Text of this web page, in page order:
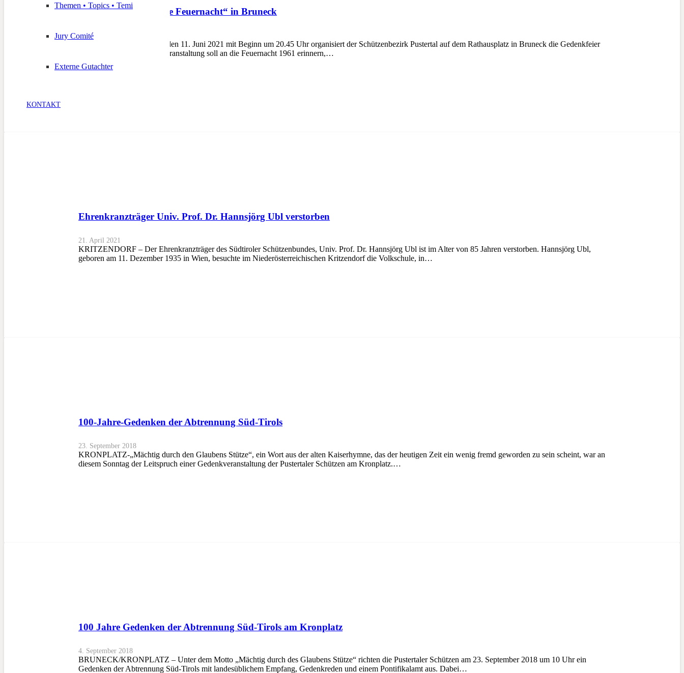
Themen • Topics • Temi
Jury Comité
Externe Gutachter
KONTAKT
Gedenkfeier „60 Jahre Feuernacht“ in Bruneck
8. Juni 2021
BRUNECK – Am Freitag, den 11. Juni 2021 mit Beginn um 20.45 Uhr organisiert der Schützenbezirk Pustertal auf dem Rathausplatz in Bruneck die Gedenkfeier
60 Jahre Feuernacht. Die Veranstaltung soll an die Feuernacht 1961 erinnern,…
Ehrenkranzträger Univ. Prof. Dr. Hannsjörg Ubl verstorben
21. April 2021
KRITZENDORF – Der Ehrenkranzträger des Südtiroler Schützenbundes, Univ. Prof. Dr. Hannsjörg Ubl ist im Alter von 85 Jahren verstorben. Hannsjörg Ubl,
geboren am 11. Dezember 1935 in Wien, besuchte im Niederösterreichischen Kritzendorf die Volkschule, in…
100-Jahre-Gedenken der Abtrennung Süd-Tirols
23. September 2018
KRONPLATZ-„Mächtig durch den Glaubens Stütze“, ein Wort aus der alten Kaiserhymne, das der heutigen Zeit ein wenig fremd geworden zu sein scheint, war an
diesem Sonntag der Leitspruch einer Gedenkveranstaltung der Pustertaler Schützen am Kronplatz.…
100 Jahre Gedenken der Abtrennung Süd-Tirols am Kronplatz
4. September 2018
BRUNECK/KRONPLATZ – Unter dem Motto „Mächtig durch des Glaubens Stütze“ richten die Pustertaler Schützen am 23. September 2018 um 10 Uhr ein
Gedenken der Abtrennung Süd-Tirols mit landesüblichem Empfang, Gedenkreden und einem Pontifikalamt aus. Dabei…